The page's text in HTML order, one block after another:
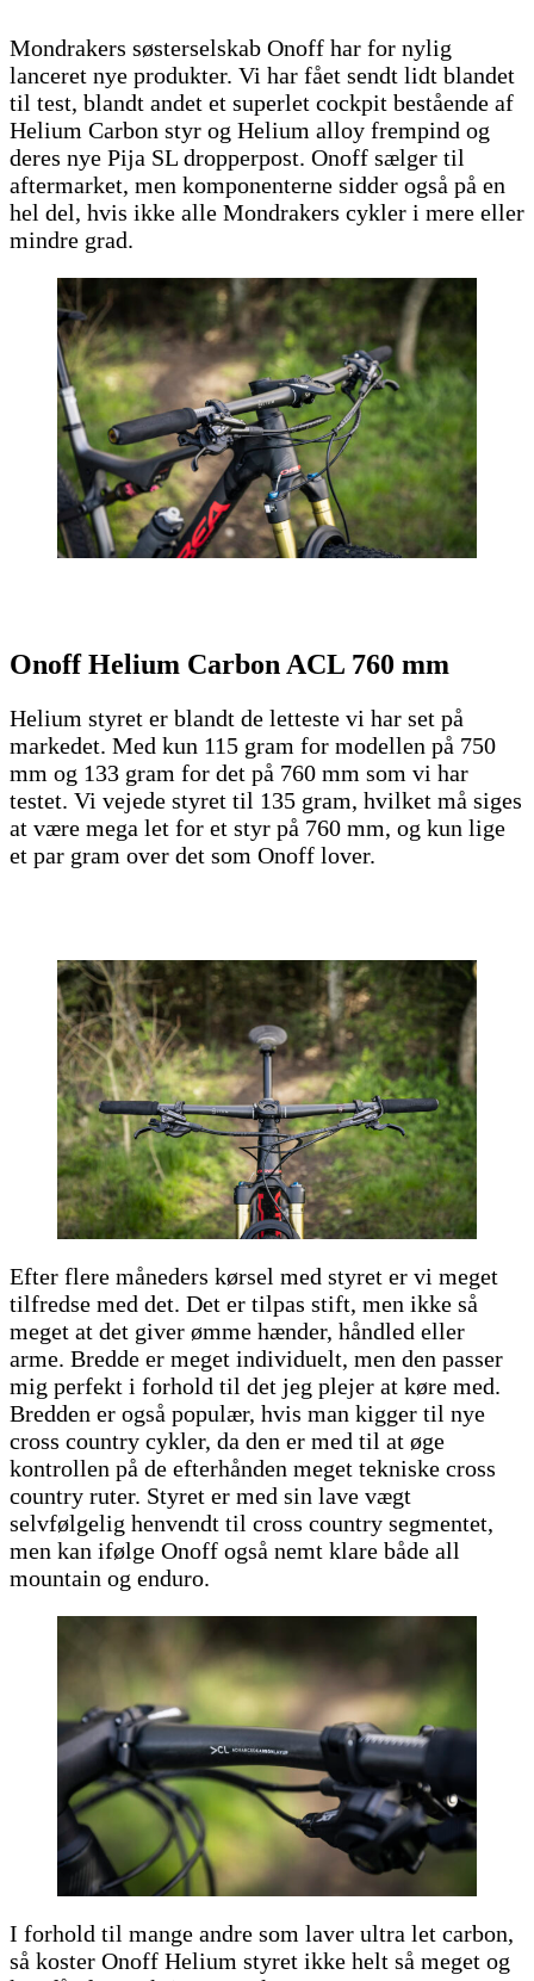
Mondrakers søsterselskab Onoff har for nylig
lanceret nye produkter. Vi har fået sendt lidt blandet
til test, blandt andet et superlet cockpit bestående af
Helium Carbon styr og Helium alloy frempind og
deres nye Pija SL dropperpost. Onoff sælger til
aftermarket, men komponenterne sidder også på en
hel del, hvis ikke alle Mondrakers cykler i mere eller
mindre grad.
Onoff Helium Carbon ACL 760 mm
Helium styret er blandt de letteste vi har set på
markedet. Med kun 115 gram for modellen på 750
mm og 133 gram for det på 760 mm som vi har
testet. Vi vejede styret til 135 gram, hvilket må siges
at være mega let for et styr på 760 mm, og kun lige
et par gram over det som Onoff lover.
Efter flere måneders kørsel med styret er vi meget
tilfredse med det. Det er tilpas stift, men ikke så
meget at det giver ømme hænder, håndled eller
arme. Bredde er meget individuelt, men den passer
mig perfekt i forhold til det jeg plejer at køre med.
Bredden er også populær, hvis man kigger til nye
cross country cykler, da den er med til at øge
kontrollen på de efterhånden meget tekniske cross
country ruter. Styret er med sin lave vægt
selvfølgelig henvendt til cross country segmentet,
men kan ifølge Onoff også nemt klare både all
mountain og enduro.
I forhold til mange andre som laver ultra let carbon,
så koster Onoff Helium styret ikke helt så meget og